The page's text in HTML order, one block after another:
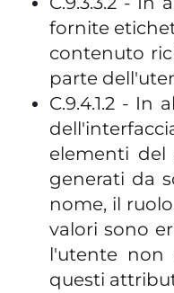
fornite
contenuto
parte
C.9.4.1.2 - In
elementi del
generati da
nome, il
valori sono
l'utente non
questi